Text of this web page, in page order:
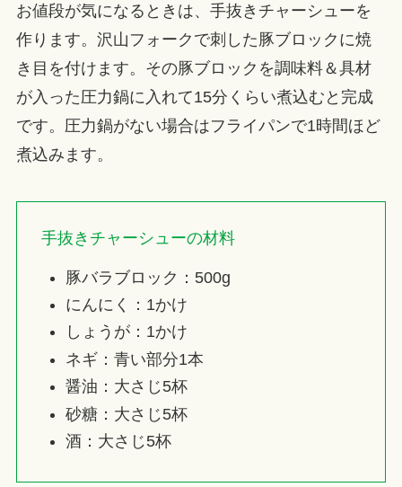
お値段が気になるときは、手抜きチャーシューを
作ります。沢山フォークで刺した豚ブロックに焼
き目を付けます。その豚ブロックを調味料＆具材
が入った圧力鍋に入れて15分くらい煮込むと完成
です。圧力鍋がない場合はフライパンで1時間ほど
煮込みます。
手抜きチャーシューの材料
豚バラブロック：500g
にんにく：1かけ
しょうが：1かけ
ネギ：青い部分1本
醤油：大さじ5杯
砂糖：大さじ5杯
酒：大さじ5杯